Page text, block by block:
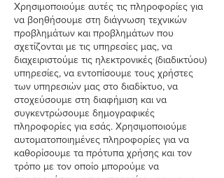
Χρησιμοποιούμε αυτές τις πληροφορίες για
να βοηθήσουμε στη διάγνωση τεχνικών
προβλημάτων και προβλημάτων που
σχετίζονται με τις υπηρεσίες μας, να
διαχειριστούμε τις ηλεκτρονικές (διαδικτύου)
υπηρεσίες, να εντοπίσουμε τους χρήστες
των υπηρεσιών μας στο διαδίκτυο, να
στοχεύσουμε στη διαφήμιση και να
συγκεντρώσουμε δημογραφικές
πληροφορίες για εσάς. Χρησιμοποιούμε
αυτοματοποιημένες πληροφορίες για να
καθορίσουμε τα πρότυπα χρήσης και τον
τρόπο με τον οποίο μπορούμε να